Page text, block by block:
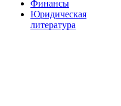
Финансы
Юридическая
литература